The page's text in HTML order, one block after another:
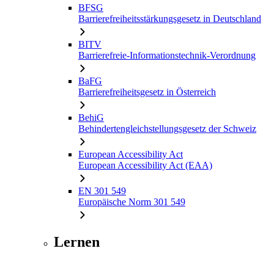
BFSG
Barrierefreiheitsstärkungsgesetz in Deutschland
BITV
Barrierefreie-Informationstechnik-Verordnung
BaFG
Barrierefreiheitsgesetz in Österreich
BehiG
Behindertengleichstellungsgesetz der Schweiz
European Accessibility Act
European Accessibility Act (EAA)
EN 301 549
Europäische Norm 301 549
Lernen